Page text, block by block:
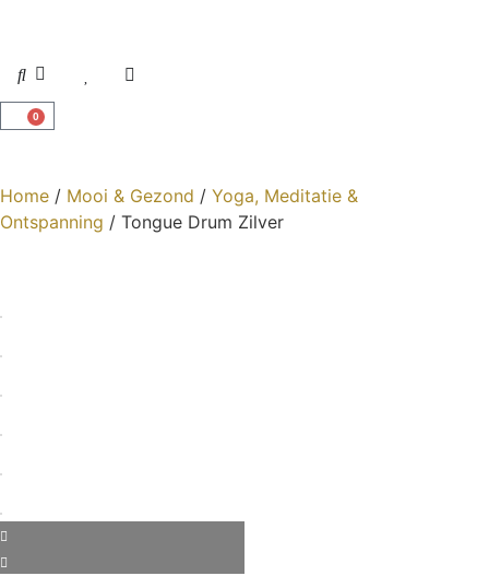
0
Home / Mooi & Gezond / Yoga, Meditatie &
Ontspanning / Tongue Drum Zilver